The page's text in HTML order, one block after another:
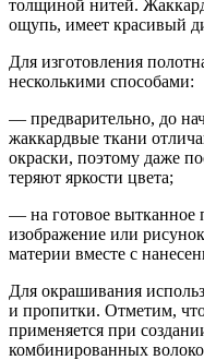
толщиной нитей.
ощупь, имеет красивый
Для изготовления
несколькими способами:
— предварительно, до
жаккардвые ткани
окраски, поэтому даже
теряют яркости цвета;
— на готовое вытканное
изображение или
материи вместе с
Для окрашивания
и пропитки. Отметим,
применяется при
комбинированных